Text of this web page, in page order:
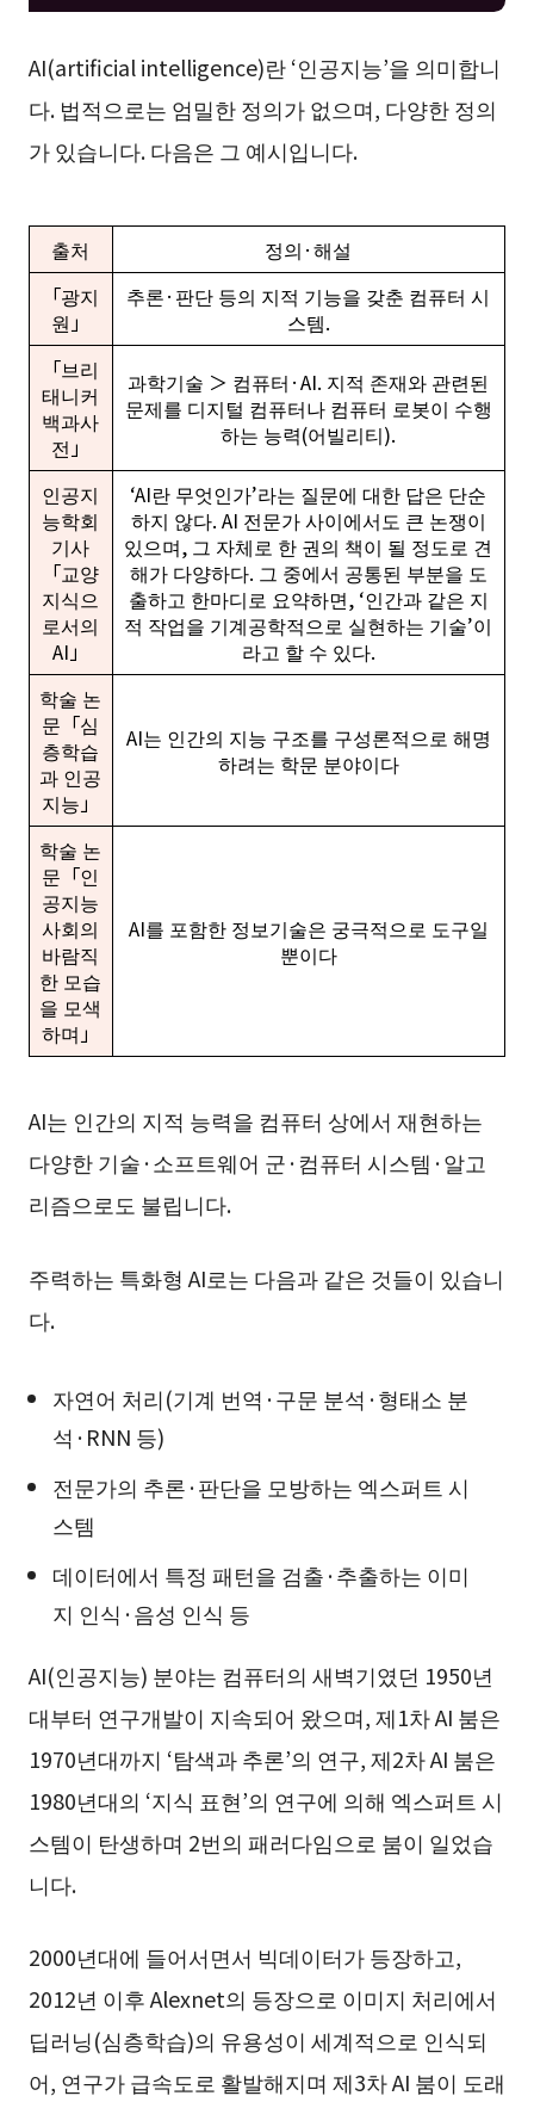
AI(artificial intelligence)란 ‘인공지능’을 의미합니
다. 법적으로는 엄밀한 정의가 없으며, 다양한 정의
가 있습니다. 다음은 그 예시입니다.
출처
정의·해설
「광지
원」
추론·판단 등의 지적 기능을 갖춘 컴퓨터 시
스템.
「브리
태니커
백과사
전」
과학기술 ＞ 컴퓨터·AI. 지적 존재와 관련된
문제를 디지털 컴퓨터나 컴퓨터 로봇이 수행
하는 능력(어빌리티).
인공지
능학회
기사
「교양
지식으
로서의
AI」
‘AI란 무엇인가’라는 질문에 대한 답은 단순
하지 않다. AI 전문가 사이에서도 큰 논쟁이
있으며, 그 자체로 한 권의 책이 될 정도로 견
해가 다양하다. 그 중에서 공통된 부분을 도
출하고 한마디로 요약하면, ‘인간과 같은 지
적 작업을 기계공학적으로 실현하는 기술’이
라고 할 수 있다.
학술 논
문「심
층학습
과 인공
지능」
AI는 인간의 지능 구조를 구성론적으로 해명
하려는 학문 분야이다
학술 논
문「인
공지능
사회의
바람직
한 모습
을 모색
하며」
AI를 포함한 정보기술은 궁극적으로 도구일
뿐이다
AI는 인간의 지적 능력을 컴퓨터 상에서 재현하는
다양한 기술·소프트웨어 군·컴퓨터 시스템·알고
리즘으로도 불립니다.
주력하는 특화형 AI로는 다음과 같은 것들이 있습니
다.
자연어 처리(기계 번역·구문 분석·형태소 분
석·RNN 등)
전문가의 추론·판단을 모방하는 엑스퍼트 시
스템
데이터에서 특정 패턴을 검출·추출하는 이미
지 인식·음성 인식 등
AI(인공지능) 분야는 컴퓨터의 새벽기였던 1950년
대부터 연구개발이 지속되어 왔으며, 제1차 AI 붐은
1970년대까지 ‘탐색과 추론’의 연구, 제2차 AI 붐은
1980년대의 ‘지식 표현’의 연구에 의해 엑스퍼트 시
스템이 탄생하며 2번의 패러다임으로 붐이 일었습
니다.
2000년대에 들어서면서 빅데이터가 등장하고,
2012년 이후 Alexnet의 등장으로 이미지 처리에서
딥러닝(심층학습)의 유용성이 세계적으로 인식되
어, 연구가 급속도로 활발해지며 제3차 AI 붐이 도래